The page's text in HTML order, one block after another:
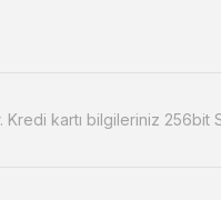
Kredi kartı bilgileriniz 256bit